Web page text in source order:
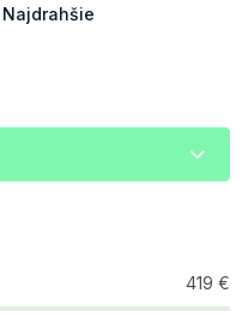
Najdrahšie
419 €